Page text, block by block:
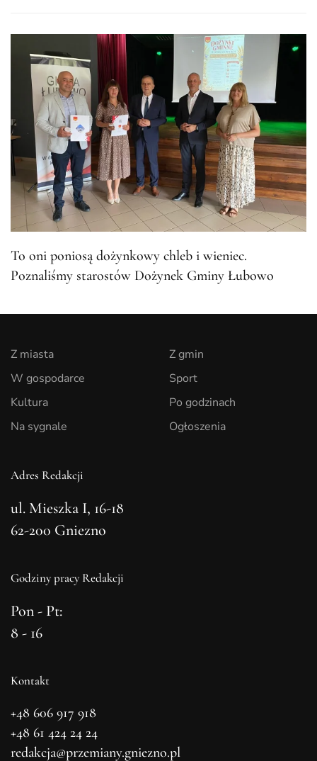
To oni poniosą dożynkowy chleb i wieniec.
Poznaliśmy starostów Dożynek Gminy Łubowo
Z miasta
W gospodarce
Kultura
Na sygnale
Z gmin
Sport
Po godzinach
Ogłoszenia
Adres Redakcji
ul. Mieszka I, 16-18
62-200 Gniezno
Godziny pracy Redakcji
Pon - Pt:
8 - 16
Kontakt
+48 606 917 918
+48 61 424 24 24
redakcja@przemiany.gniezno.pl